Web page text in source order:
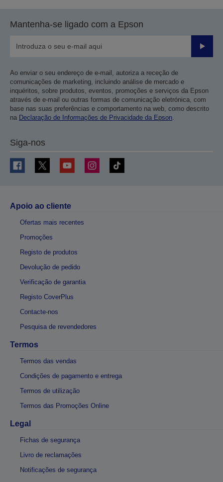
Mantenha-se ligado com a Epson
Enviar
Ao enviar o seu endereço de e-mail, autoriza a receção de
comunicações de marketing, incluindo análise de mercado e
inquéritos, sobre produtos, eventos, promoções e serviços da Epson
através de e-mail ou outras formas de comunicação eletrónica, com
base nas suas preferências e comportamento na web, como descrito
na Declaração de Informações de Privacidade da Epson.
Siga-nos
Apoio ao cliente
Ofertas mais recentes
Promoções
Registo de produtos
Devolução de pedido
Verificação de garantia
Registo CoverPlus
Contacte-nos
Pesquisa de revendedores
Termos
Termos das vendas
Condições de pagamento e entrega
Termos de utilização
Termos das Promoções Online
Legal
Fichas de segurança
Livro de reclamações
Notificações de segurança